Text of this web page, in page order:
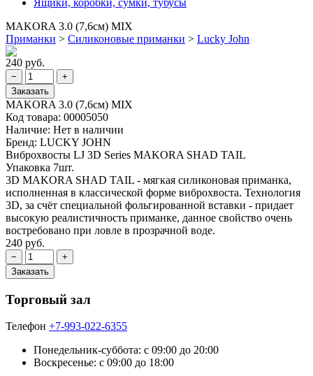
Ящики, коробки, сумки, тубусы
MAKORA 3.0 (7,6см) MIX
Приманки > Силиконовые приманки > Lucky John
240 руб.
MAKORA 3.0 (7,6см) MIX
Код товара: 00005050
Наличие: Нет в наличии
Бренд: LUCKY JOHN
Виброхвосты LJ 3D Series MAKORA SHAD TAIL
Упаковка 7шт.
3D MAKORA SHAD TAIL - мягкая силиконовая приманка,
исполненная в классической форме виброхвоста. Технология
3D, за счёт специальной фольгированной вставки - придает
высокую реалистичность приманке, данное свойство очень
востребовано при ловле в прозрачной воде.
240 руб.
Торговый зал
Телефон +7-993-022-6355
Понедельник-суббота: c 09:00 до 20:00
Воскресенье: с 09:00 до 18:00